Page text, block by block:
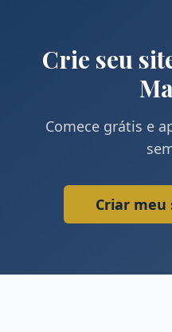
Crie seu
Comece grátis e
Criar